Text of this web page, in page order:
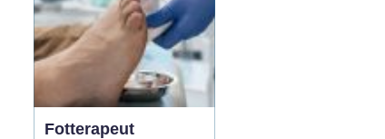
höga krav, kompl...
Fotterapeut